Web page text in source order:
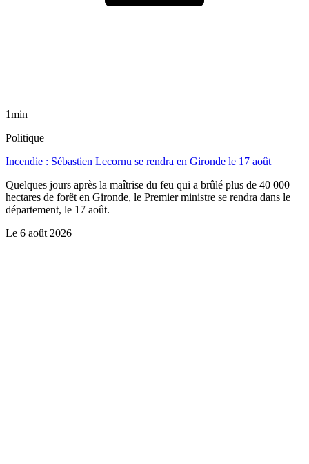
1min
Politique
Incendie : Sébastien Lecornu se rendra en Gironde le 17 août
Quelques jours après la maîtrise du feu qui a brûlé plus de 40 000
hectares de forêt en Gironde, le Premier ministre se rendra dans le
département, le 17 août.
Le 6 août 2026